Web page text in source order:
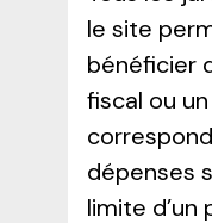
le site
bénéficier
fiscal ou
dépenses
limite d’un